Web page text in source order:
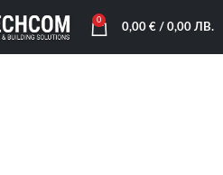
0
0,00 €/ 0,00 ЛВ.